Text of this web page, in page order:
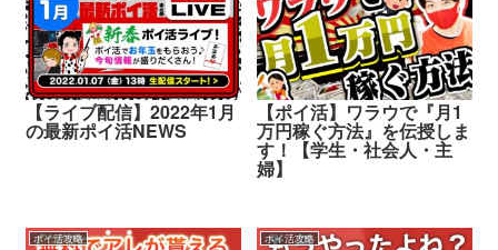
【ライブ配信】2022年1月
の最新ポイ活NEWS
【ポイ活】ワラウで『月1
万円稼ぐ方法』を伝授しま
す！【学生・社会人・主
婦】
ポイ活攻略 ポイ活攻略